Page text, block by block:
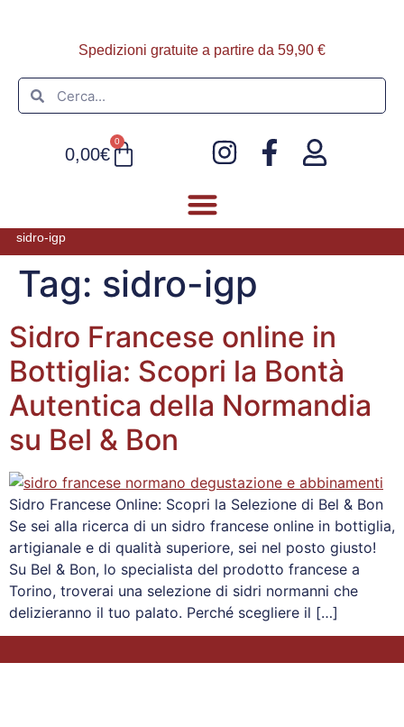
Spedizioni gratuite a partire da 59,90 €
0,00€
0
sidro-igp
Tag: sidro-igp
Sidro Francese online in
Bottiglia: Scopri la Bontà
Autentica della Normandia
su Bel & Bon
Sidro Francese Online: Scopri la Selezione di Bel & Bon
Se sei alla ricerca di un sidro francese online in bottiglia,
artigianale e di qualità superiore, sei nel posto giusto!
Su Bel & Bon, lo specialista del prodotto francese a
Torino, troverai una selezione di sidri normanni che
delizieranno il tuo palato. Perché scegliere il […]